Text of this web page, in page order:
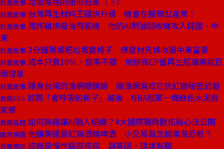
封面故事
封面故事 台灣再生材料王國拚升級 機會在服務型產業！
封面故事 用炸雞排廢油飛客機 他的AI剩油回收機攻入韓國、中
東
封面故事 3分鐘現場把垃圾變椅子 綠建材先鋒收服中東富豪
封面故事 成本只貴10％、良率不變 他拚高CP值再生瓶讓美妝巨
頭埋單
封面故事 隱身台南的漁網眼鏡廠 廢漁網竟成它抗紅鏈秘密武器
商周ESG 首間「會呼吸的房子」幕後 NBA冠軍一塊綠色水泥救
家鄉
商周話題 如何無痛讓AI融入組織？4大國際獨角獸拓局心法公開
國際視窗 他釀美國最紅無酒精啤酒 小交易員怎超車海尼根？
良醫問診 成癮是慢性腦部疾病 與基因、環境有關